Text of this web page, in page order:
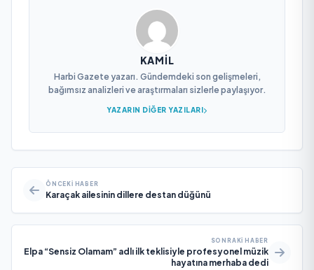
KAMIL
Harbi Gazete yazarı. Gündemdeki son gelişmeleri,
bağımsız analizleri ve araştırmaları sizlerle paylaşıyor.
YAZARIN DIĞER YAZILARI
ÖNCEKI HABER
Karaçak ailesinin dillere destan düğünü
SONRAKI HABER
Elpa “Sensiz Olamam” adlı ilk teklisiyle profesyonel müzik
hayatına merhaba dedi